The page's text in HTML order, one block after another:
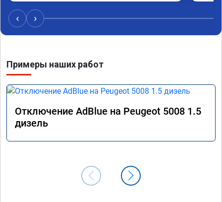
‹ ›
Примеры наших работ
Отключение AdBlue на Peugeot 5008 1.5
дизель